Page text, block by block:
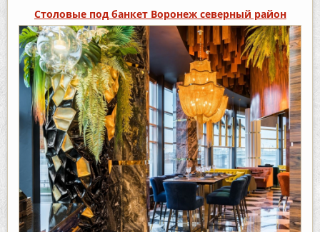
Столовые под банкет Воронеж северный район